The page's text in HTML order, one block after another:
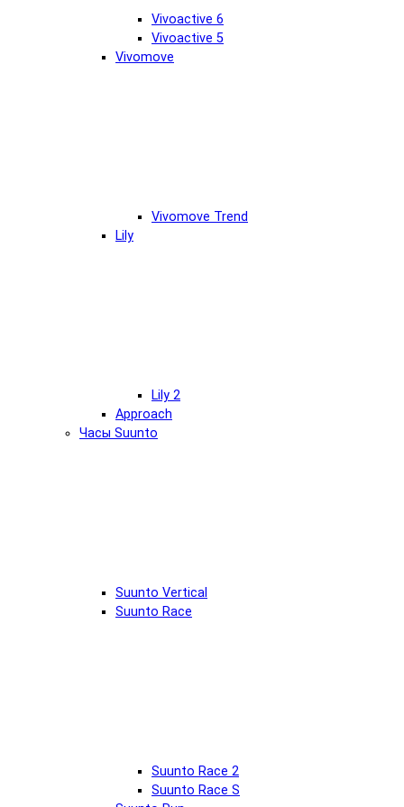
Vivoactive 6
Vivoactive 5
Vivomove
Vivomove Trend
Lily
Lily 2
Approach
Часы Suunto
Suunto Vertical
Suunto Race
Suunto Race 2
Suunto Race S